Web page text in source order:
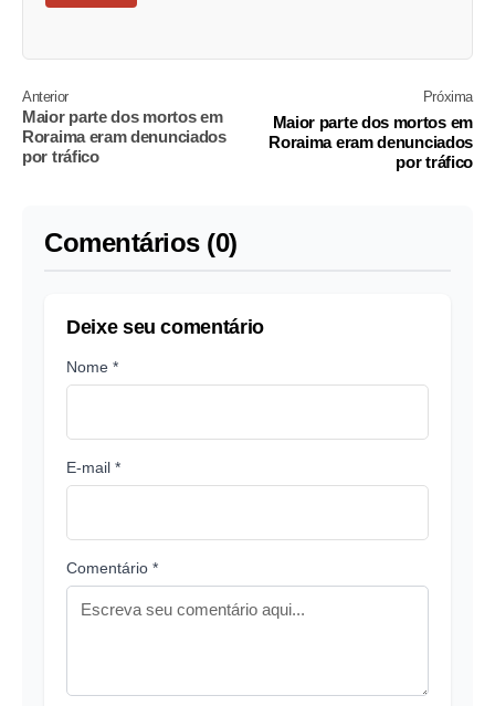
Anterior
Maior parte dos mortos em
Roraima eram denunciados
por tráfico
Próxima
Maior parte dos mortos em
Roraima eram denunciados
por tráfico
Comentários (0)
Deixe seu comentário
Nome *
E-mail *
Comentário *